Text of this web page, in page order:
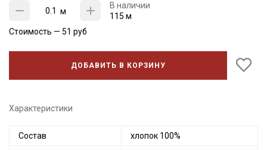
м
В наличии
115 м
Стоимость — 51 руб
ДОБАВИТЬ В КОРЗИНУ
Характеристики
Состав хлопок 100%